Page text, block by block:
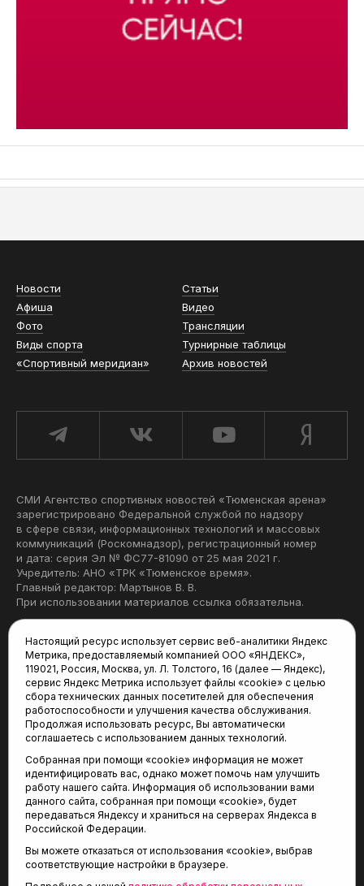
Новости
Статьи
Афиша
Видео
Фото
Трансляции
Виды спорта
Турнирные таблицы
«Спортивный меридиан»
Архив новостей
СМИ Агентство спортивных новостей «Тюменская арена»
зарегистрировано Федеральной службой по надзору
в сфере связи, информационных технологий и массовых
коммуникаций (Роскомнадзор), регистрационный номер
и дата: серия Эл № ФС77-81090 от 25 мая 2021 г.
Учредитель: АНО «ТРК «Тюменское время».
Главный редактор: Мартынов В. В.
При использовании материалов ссылка обязательна.
Редакция:
625035, Тюмень, пр. Геологоразведчиков, 28А
(3452) 68-22-28
tum-arena@mail.ru
Отдел продаж:
(3452) 68-89-78
kotovaev@sibinformburo.ru
Настоящий ресурс использует сервис веб-аналитики Яндекс
Метрика, предоставляемый компанией ООО «ЯНДЕКС»,
119021, Россия, Москва, ул. Л. Толстого, 16 (далее — Яндекс),
сервис Яндекс Метрика использует файлы «cookie» с целью
сбора технических данных посетителей для обеспечения
работоспособности и улучшения качества обслуживания.
Продолжая использовать ресурс, Вы автоматически
соглашаетесь с использованием данных технологий.
Собранная при помощи «cookie» информация не может
идентифицировать вас, однако может помочь нам улучшить
работу нашего сайта. Информация об использовании вами
данного сайта, собранная при помощи «cookie», будет
передаваться Яндексу и храниться на серверах Яндекса в
Российской Федерации.
Вы можете отказаться от использования «cookie», выбрав
соответствующие настройки в браузере.